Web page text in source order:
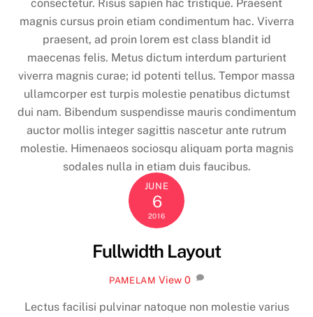
consectetur. Risus sapien hac tristique. Praesent
magnis cursus proin etiam condimentum hac. Viverra
praesent, ad proin lorem est class blandit id
maecenas felis. Metus dictum interdum parturient
viverra magnis curae; id potenti tellus. Tempor massa
ullamcorper est turpis molestie penatibus dictumst
dui nam. Bibendum suspendisse mauris condimentum
auctor mollis integer sagittis nascetur ante rutrum
molestie. Himenaeos sociosqu aliquam porta magnis
sodales nulla in etiam duis faucibus.
JUNE
6
2016
Fullwidth Layout
PAMELAM View 0
Lectus facilisi pulvinar natoque non molestie varius